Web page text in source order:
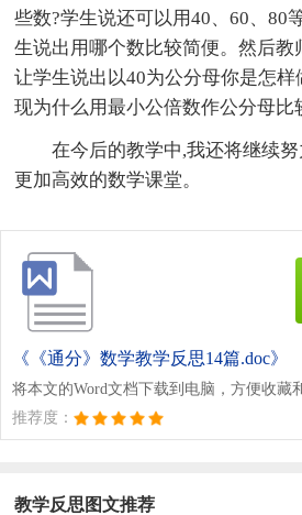
些数?学生说还可以用40、60、80
生说出用哪个数比较简便。然后教
让学生说出以40为公分母你是怎
现为什么用最小公倍数作公分母比
在今后的教学中,我还将继续
更加高效的数学课堂。
《《通分》数学教学反思14篇.doc》
将本文的Word文档下载到电脑，方便收藏
推荐度：
教学反思图文推荐